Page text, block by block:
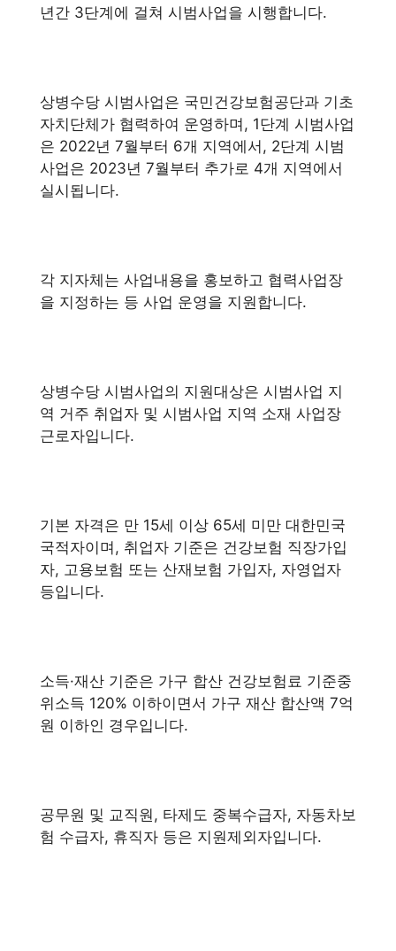
년간 3단계에 걸쳐 시범사업을 시행합니다.
상병수당 시범사업은 국민건강보험공단과 기초
자치단체가 협력하여 운영하며, 1단계 시범사업
은 2022년 7월부터 6개 지역에서, 2단계 시범
사업은 2023년 7월부터 추가로 4개 지역에서
실시됩니다.
각 지자체는 사업내용을 홍보하고 협력사업장
을 지정하는 등 사업 운영을 지원합니다.
상병수당 시범사업의 지원대상은 시범사업 지
역 거주 취업자 및 시범사업 지역 소재 사업장
근로자입니다.
기본 자격은 만 15세 이상 65세 미만 대한민국
국적자이며, 취업자 기준은 건강보험 직장가입
자, 고용보험 또는 산재보험 가입자, 자영업자
등입니다.
소득·재산 기준은 가구 합산 건강보험료 기준중
위소득 120% 이하이면서 가구 재산 합산액 7억
원 이하인 경우입니다.
공무원 및 교직원, 타제도 중복수급자, 자동차보
험 수급자, 휴직자 등은 지원제외자입니다.